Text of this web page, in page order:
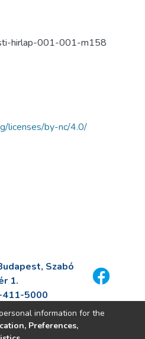
hirlap-001-001-m158
licenses/by-nc/4.0/
Szabó
1.
5000
information for the
Preferences,